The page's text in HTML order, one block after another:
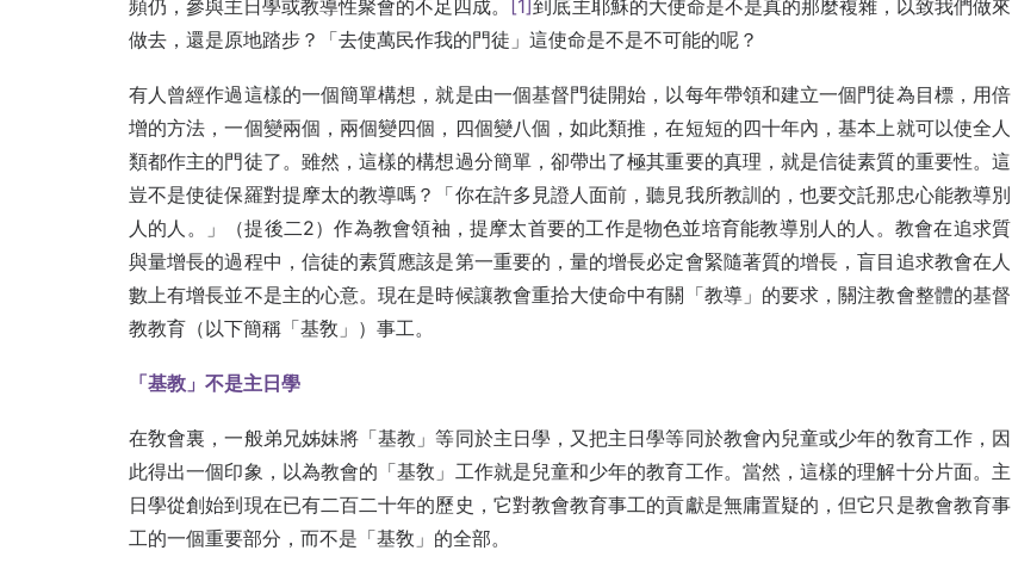
頻仍，參與主日學或教導性聚會的不足四成。
[1]到底主耶穌的大使命是不是真的那麼複雜，以致我們做來
做去，還是原地踏步？「去使萬民作我的門徒」這使命是不是不可能的呢？
有人曾經作過這樣的一個簡單構想，就是由一個基督門徒開始，以每年帶領和建立一個門徒為目標，用倍
增的方法，一個變兩個，兩個變四個，四個變八個，如此類推，在短短的四十年內，基本上就可以使全人
類都作主的門徒了。雖然，這樣的構想過分簡單，卻帶出了極其重要的真理，就是信徒素質的重要性。這
豈不是使徒保羅對提摩太的教導嗎？「你在許多見證人面前，聽見我所教訓的，也要交託那忠心能教導別
人的人。」（提後二2）作為教會領袖，提摩太首要的工作是物色並培育能教導別人的人。教會在追求質
與量增長的過程中，信徒的素質應該是第一重要的，量的增長必定會緊隨著質的增長，盲目追求教會在人
數上有增長並不是主的心意。現在是時候讓教會重拾大使命中有關「教導」的要求，關注教會整體的基督
教教育（以下簡稱「基敎」）事工。
「基教」不是主日學
在敎會裏，一般弟兄姊妹將「基教」等同於主日學，又把主日學等同於教會內兒童或少年的敎育工作，因
此得出一個印象，以為教會的「基敎」工作就是兒童和少年的教育工作。當然，這樣的理解十分片面。主
日學從創始到現在已有二百二十年的歷史，它對教會教育事工的貢獻是無庸置疑的，但它只是教會教育事
工的一個重要部分，而不是「基敎」的全部。